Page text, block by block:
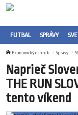
FUTBAL SPRÁVY
Ekonomický denník Správy
Naprieč
THE RUN
tento víkend